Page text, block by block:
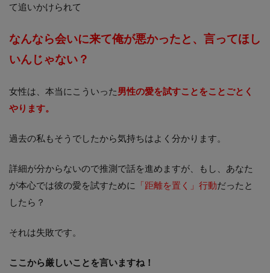
て追いかけられて
なんなら会いに来て俺が悪かったと、言ってほし
いんじゃない？
女性は、本当にこういった男性の愛を試すことをことごとく
やります。
過去の私もそうでしたから気持ちはよく分かります。
詳細が分からないので推測で話を進めますが、もし、あなた
が本心では彼の愛を試すために
「距離を置く」行動だったと
したら？
それは失敗です。
ここから厳しいことを言いますね！